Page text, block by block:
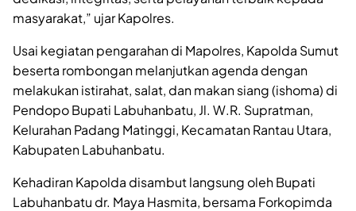
masyarakat,” ujar Kapolres.
Usai kegiatan pengarahan di Mapolres, Kapolda Sumut
beserta rombongan melanjutkan agenda dengan
melakukan istirahat, salat, dan makan siang (ishoma) di
Pendopo Bupati Labuhanbatu, Jl. W.R. Supratman,
Kelurahan Padang Matinggi, Kecamatan Rantau Utara,
Kabupaten Labuhanbatu.
Kehadiran Kapolda disambut langsung oleh Bupati
Labuhanbatu dr. Maya Hasmita, bersama Forkopimda